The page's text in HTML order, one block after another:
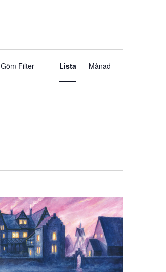
Göm Filter
Evenemang
vynavigering
Lista Månad